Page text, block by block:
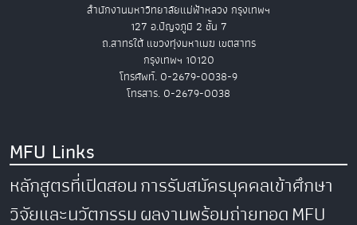
สำนักงานมหาวิทยาลัยแม่ฟ้าหลวง กรุงเทพฯ
127 อ.ปัญจภูมิ 2 ชั้น 7
ถ.สาทรใต้ แขวงทุ่งมหาเมฆ เขตสาทร
กรุงเทพฯ 10120
โทรศัพท์. 0-2679-0038-9
โทรสาร. 0-2679-0038
MFU Links
หลักสูตรที่เปิดสอนการรับสมัครบุคคลเข้าศึกษา
วิจัยและนวัตกรรมผลงานพร้อมถ่ายทอดMFU